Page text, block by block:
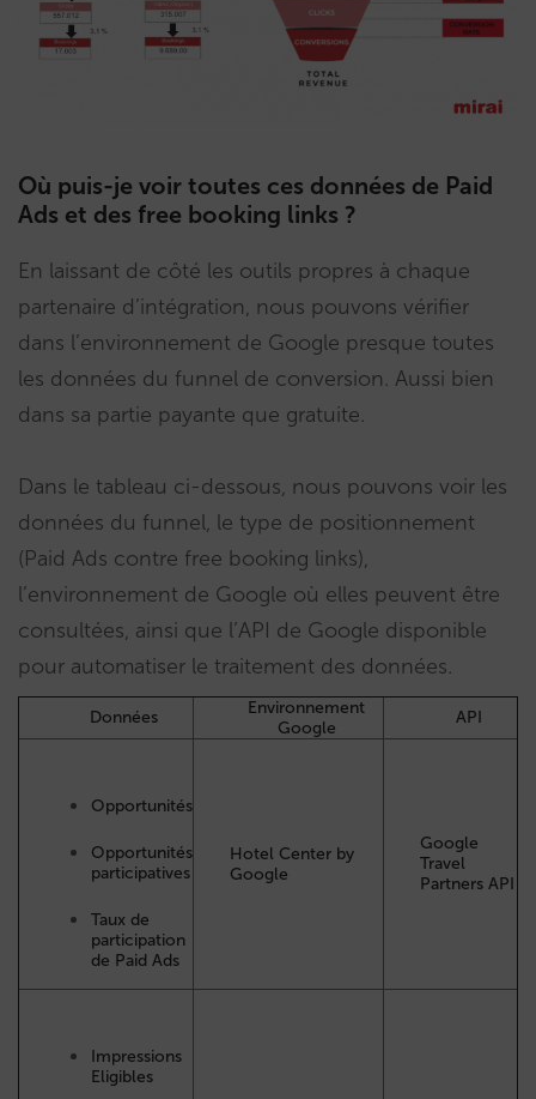
Où puis-je voir toutes ces données de Paid
Ads et des free booking links ?
En laissant de côté les outils propres à chaque
partenaire d’intégration, nous pouvons vérifier
dans l’environnement de Google presque toutes
les données du funnel de conversion. Aussi bien
dans sa partie payante que gratuite.
Dans le tableau ci-dessous, nous pouvons voir les
données du funnel, le type de positionnement
(Paid Ads contre free booking links),
l’environnement de Google où elles peuvent être
consultées, ainsi que l’API de Google disponible
pour automatiser le traitement des données.
Données
Environnement
Google
API
Opportunités
Opportunités
participatives
Taux de
participation
de Paid Ads
Hotel Center by
Google
Google
Travel
Partners API
Impressions
Eligibles